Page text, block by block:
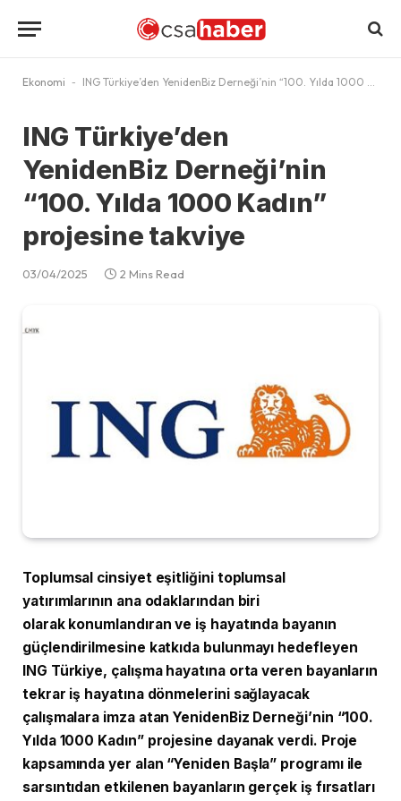
Ekonomi - ING Türkiye’den YenidenBiz Derneği’nin “100. Yılda 1000 Kadın” projesine takviye
ING Türkiye’den
YenidenBiz Derneği’nin
“100. Yılda 1000 Kadın”
projesine takviye
03/04/2025 2 Mins Read
Toplumsal cinsiyet eşitliğini toplumsal
yatırımlarının ana odaklarından biri
olarak konumlandıran ve iş hayatında bayanın
güçlendirilmesine katkıda bulunmayı hedefleyen
ING Türkiye, çalışma hayatına orta veren bayanların
tekrar iş hayatına dönmelerini sağlayacak
çalışmalara imza atan YenidenBiz Derneği’nin “100.
Yılda 1000 Kadın” projesine dayanak verdi. Proje
kapsamında yer alan “Yeniden Başla” programı ile
sarsıntıdan etkilenen bayanların gerçek iş fırsatları